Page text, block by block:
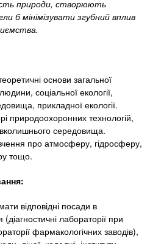
школи
курси
природи, створюють
б мінімізувати згубний вплив
основи загальної
людини, соціальної екології,
прикладної екології.
природоохоронних технологій,
середовища.
про атмосферу, гідросферу,
тощо.
відповідні посади в
лабораторії при
фармакологічних заводів),